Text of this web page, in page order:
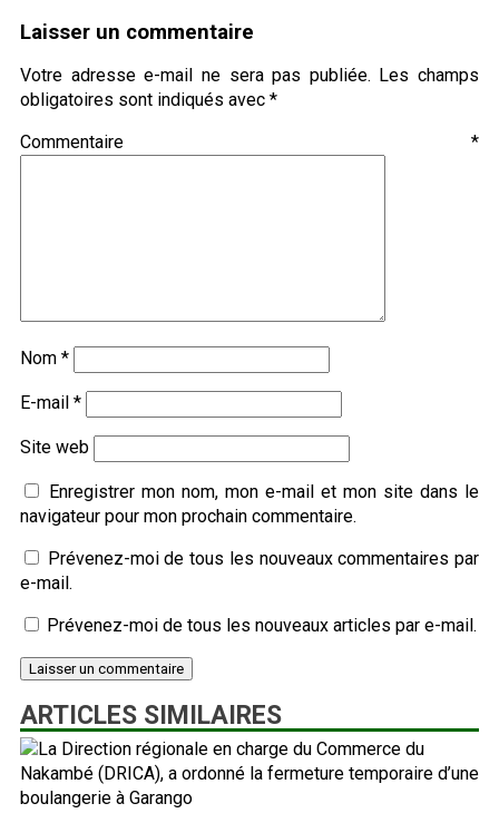
Laisser un commentaire
Votre adresse e-mail ne sera pas publiée. Les champs
obligatoires sont indiqués avec *
Commentaire *
Nom *
E-mail *
Site web
Enregistrer mon nom, mon e-mail et mon site dans le
navigateur pour mon prochain commentaire.
Prévenez-moi de tous les nouveaux commentaires par
e-mail.
Prévenez-moi de tous les nouveaux articles par e-mail.
ARTICLES SIMILAIRES